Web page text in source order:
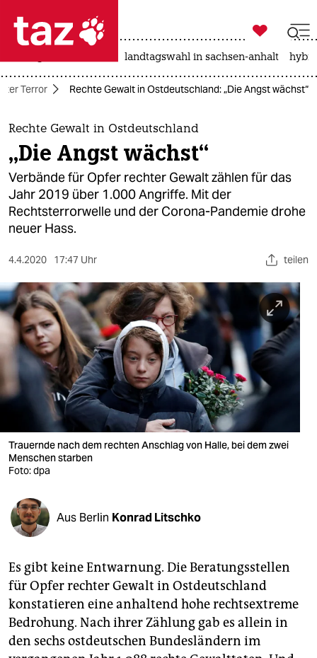
 taz zahl ich
taz zahl ich
themen
politik
öko
gesellschaft
kultur
sport
berlin
nord
wahrheit
verlag
verlag
veranstaltungen
shop
fragen & hilfe
abo
genossenschaft
epaper login

taz zahl ich
landtagswahl in sachsen-anhalt
Terror Rechte Gewalt in Ostdeutschland: „Die Angst wächst“
Rechte Gewalt in Ostdeutschland
„Die Angst wächst“
Verbände für Opfer rechter Gewalt zählen für das
Jahr 2019 über 1.000 Angriffe. Mit der
Rechtsterrorwelle und der Corona-Pandemie drohe
neuer Hass.
4.4.2020 17:47 Uhr teilen
Trauernde nach dem rechten Anschlag von Halle, bei dem zwei
Menschen starben
Foto: dpa
Aus Berlin Konrad Litschko
Es gibt keine Entwarnung. Die Beratungsstellen
für Opfer rechter Gewalt in Ostdeutschland
konstatieren eine anhaltend hohe rechtsextreme
Bedrohung. Nach ihrer Zählung gab es allein in
den sechs ostdeutschen Bundesländern im